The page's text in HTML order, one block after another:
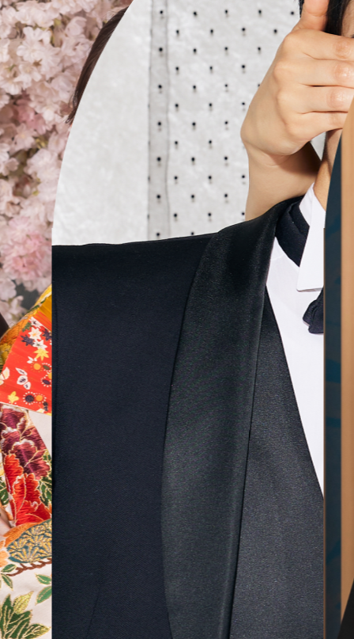
無料相談予約
来店・オンライン
に入
最後
た！